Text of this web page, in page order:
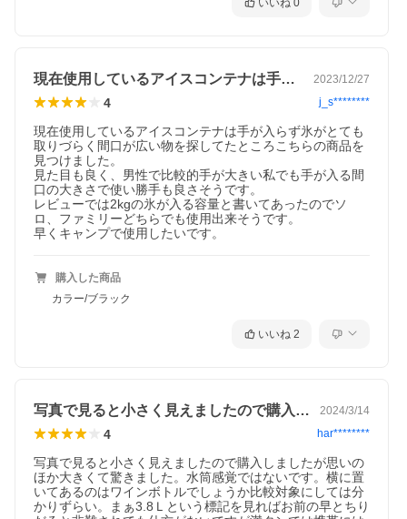
いいね 0
現在使用しているアイスコンテナは手が入… 2023/12/27
4 j_s********
現在使用しているアイスコンテナは手が入らず氷がとても
取りづらく間口が広い物を探してたところこちらの商品を
見つけました。
見た目も良く、男性で比較的手が大きい私でも手が入る間
口の大きさで使い勝手も良さそうです。
レビューでは2kgの氷が入る容量と書いてあったのでソ
ロ、ファミリーどちらでも使用出来そうです。
早くキャンプで使用したいです。
購入した商品
カラー/ブラック
いいね 2
写真で見ると小さく見えましたので購入し… 2024/3/14
4 har********
写真で見ると小さく見えましたので購入しましたが思いの
ほか大きくて驚きました。水筒感覚ではないです。横に置
いてあるのはワインボトルでしょうか比較対象にしては分
かりずらい。まぁ3.8Ｌという標記を見ればお前の早とちり